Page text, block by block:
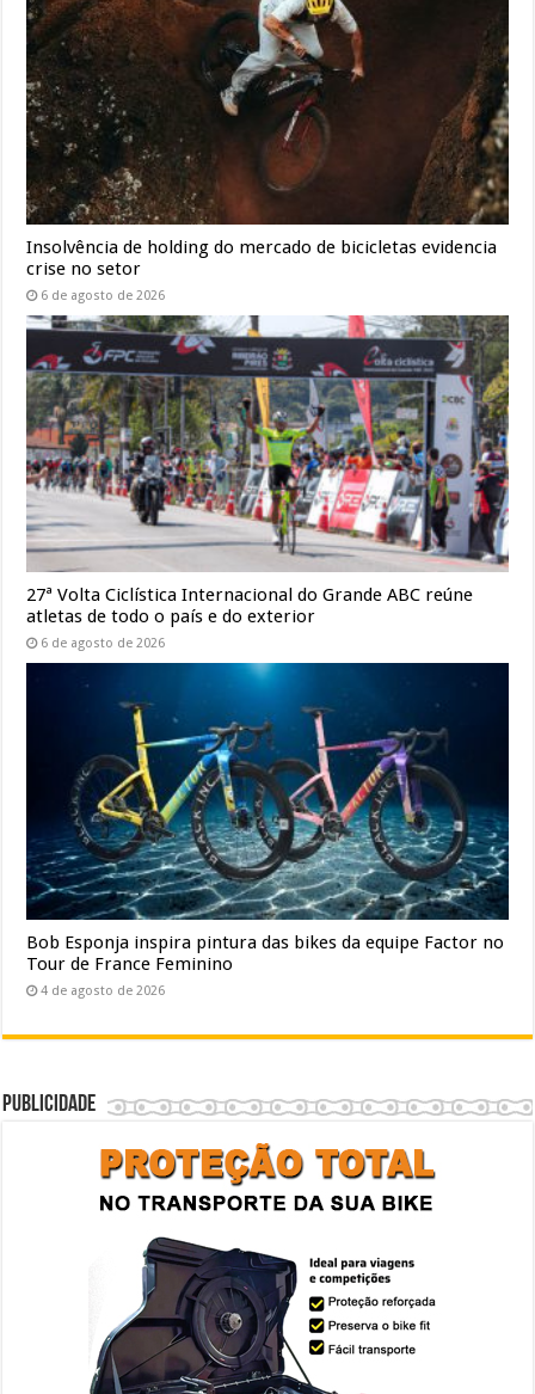
Insolvência de holding do mercado de bicicletas evidencia
crise no setor
6 de agosto de 2026
27ª Volta Ciclística Internacional do Grande ABC reúne
atletas de todo o país e do exterior
6 de agosto de 2026
Bob Esponja inspira pintura das bikes da equipe Factor no
Tour de France Feminino
4 de agosto de 2026
Publicidade